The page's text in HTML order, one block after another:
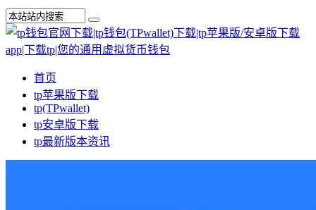
首页
tp苹果版下载
tp(TPwallet)
tp安卓版下载
tp最新版本资讯